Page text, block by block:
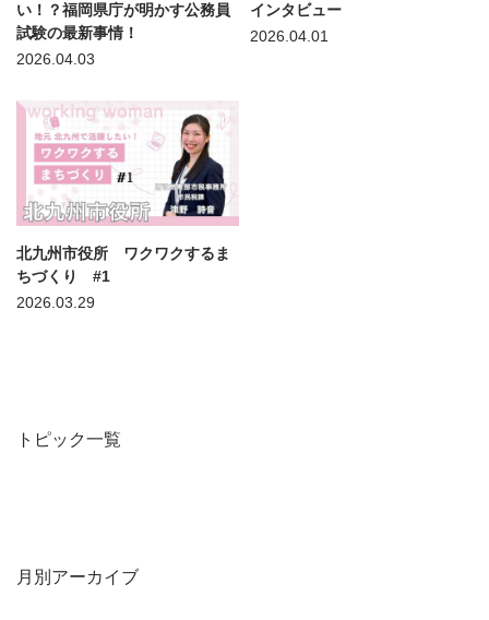
い！？福岡県庁が明かす公務員
試験の最新事情！
2026.04.03
インタビュー
2026.04.01
北九州市役所 ワクワクするま
ちづくり #1
2026.03.29
トピック一覧
月別アーカイブ